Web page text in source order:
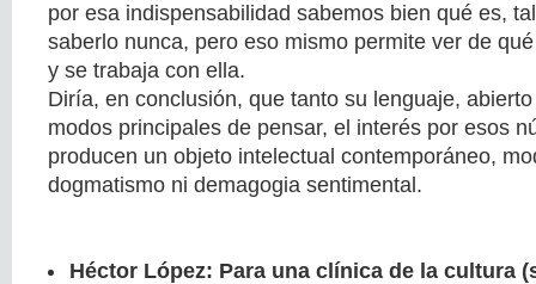
por esa indispensabilidad sabemos bien qué es,
saberlo nunca, pero eso mismo permite ver de
y se trabaja con ella.
Diría, en conclusión, que tanto su lenguaje,
modos principales de pensar, el interés por esos
producen un objeto intelectual contemporáneo,
dogmatismo ni demagogia sentimental.
Héctor López: Para una clínica de la cultura